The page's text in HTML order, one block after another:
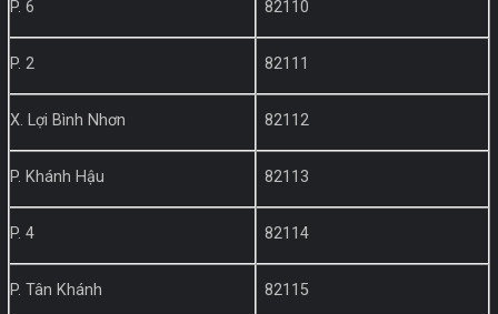
P. 6 82110
P. 2 82111
X. Lợi Bình Nhơn 82112
P. Khánh Hậu 82113
P. 4 82114
P. Tân Khánh 82115